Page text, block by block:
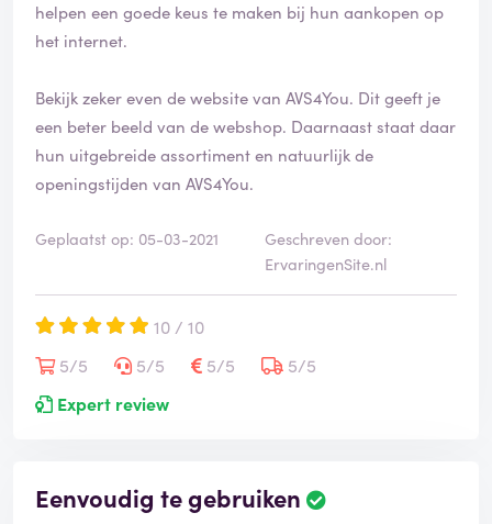
f
r
d
helpen een goede keus te maken bij hun aankopen op
het internet.
Bekijk zeker even de website van AVS4You. Dit geeft je
een beter beeld van de webshop. Daarnaast staat daar
hun uitgebreide assortiment en natuurlijk de
openingstijden van AVS4You.
Geplaatst op: 05-03-2021
Geschreven door:
ErvaringenSite.nl
10 / 10
5/5
5/5 5/5
5/5
Expert review
Eenvoudig te gebruiken
B